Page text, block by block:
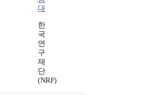
대
한
국
연
구
재
단
(NRF)